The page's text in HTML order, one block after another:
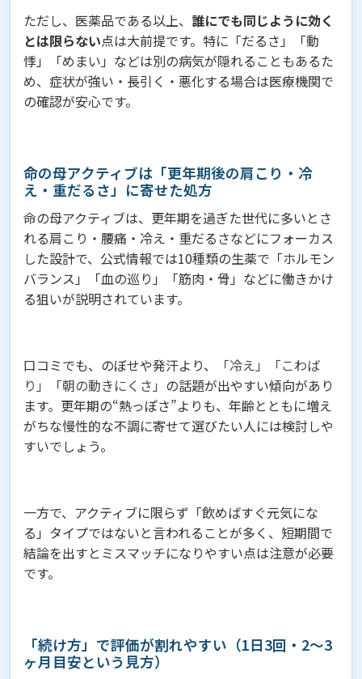
ただし、医薬品である以上、 誰にでも同じように効く
とは限らない点は大前提です。特に「だるさ」「動
悸」「めまい」などは別の病気が隠れることもあるた
め、症状が強い・長引く・悪化する場合は医療機関で
の確認が安心です。
命の母アクティブは「更年期後の肩こり・冷
え・重だるさ」に寄せた処方
命の母アクティブは、更年期を過ぎた世代に多いとさ
れる肩こり・腰痛・冷え・重だるさなどにフォーカス
した設計で、公式情報では10種類の生薬で「ホルモン
バランス」「血の巡り」「筋肉・骨」などに働きかけ
る狙いが説明されています。
口コミでも、のぼせや発汗より、
「冷え」「こわば
り」「朝の動きにくさ」 の話題が出やすい傾向があり
ます。更年期の“熱っぽさ”よりも、年齢とともに増え
がちな慢性的な不調に寄せて選びたい人には検討しや
すいでしょう。
一方で、アクティブに限らず「飲めばすぐ元気にな
る」タイプではないと言われることが多く、短期間で
結論を出すとミスマッチになりやすい点は注意が必要
です。
「続け方」で評価が割れやすい（1日3回・2〜3
ヶ月目安という見方）